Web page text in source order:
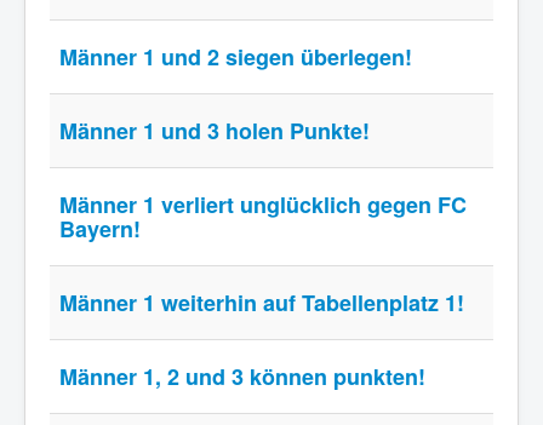
Männer 1 und 2 siegen überlegen!
Männer 1 und 3 holen Punkte!
Männer 1 verliert unglücklich gegen FC
Bayern!
Männer 1 weiterhin auf Tabellenplatz 1!
Männer 1, 2 und 3 können punkten!